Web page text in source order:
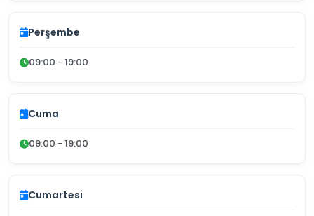
Perşembe
09:00 - 19:00
Cuma
09:00 - 19:00
Cumartesi